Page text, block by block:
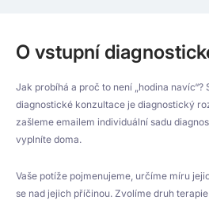
O vstupní
Jak probíhá a proč to není „hodina navíc“?
diagnostické konzultace je diagnostický
zašleme emailem individuální sadu
vyplníte doma.
Vaše potíže pojmenujeme, určíme míru
se nad jejich příčinou. Zvolíme druh